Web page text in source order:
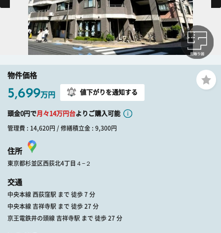
物件価格
5,699万円 値下がりを通知する
頭金0円で月々14万円台よりご購入可能
管理費 : 14,620円 / 修繕積立金 : 9,300円
住所
東京都杉並区西荻北4丁目４−２
交通
中央本線 西荻窪駅 まで 徒歩 7 分
中央本線 吉祥寺駅 まで 徒歩 27 分
京王電鉄井の頭線 吉祥寺駅 まで 徒歩 27 分